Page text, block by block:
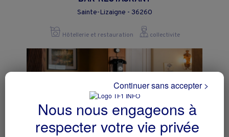
Sainte-Lizaigne - 36260
Hôtellerie et restauration collectivite
Nous nous engageons à
respecter votre vie privée
Continuer sans accepter >